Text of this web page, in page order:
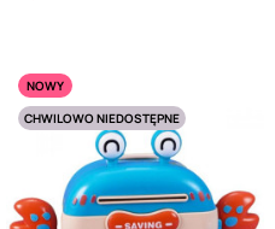
NOWY
CHWILOWO NIEDOSTĘPNE